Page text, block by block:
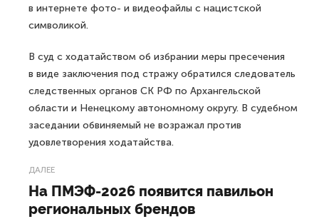
в интернете фото- и видеофайлы с нацистской
символикой.
В суд с ходатайством об избрании меры пресечения
в виде заключения под стражу обратился следователь
следственных органов СК РФ по Архангельской
области и Ненецкому автономному округу. В судебном
заседании обвиняемый не возражал против
удовлетворения ходатайства.
ДАЛЕЕ
На ПМЭФ-2026 появится павильон
региональных брендов